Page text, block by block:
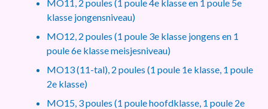
MO11, 2 poules (1 poule 4e klasse en 1 poule 5e
klasse jongensniveau)
MO12, 2 poules (1 poule 3e klasse jongens en 1
poule 6e klasse meisjesniveau)
MO13 (11-tal), 2 poules (1 poule 1e klasse, 1 poule
2e klasse)
MO15, 3 poules (1 poule hoofdklasse, 1 poule 2e